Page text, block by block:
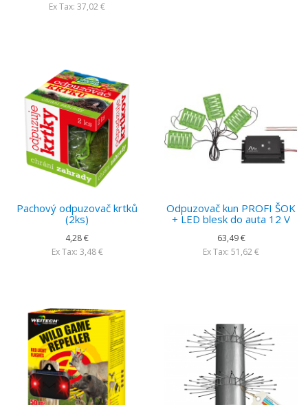
Ex Tax: 37,02 €
Pachový odpuzovač krtků
(2ks)
4,28 €
Ex Tax: 3,48 €
Odpuzovač kun PROFI ŠOK
+ LED blesk do auta 12 V
63,49 €
Ex Tax: 51,62 €